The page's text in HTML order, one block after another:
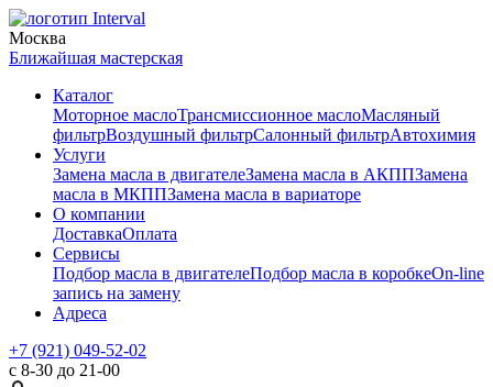
Москва
Ближайшая мастерская
Каталог
Моторное маслоТрансмиссионное маслоМасляный
фильтрВоздушный фильтрСалонный фильтрАвтохимия
Услуги
Замена масла в двигателеЗамена масла в АКППЗамена
масла в МКППЗамена масла в вариаторе
О компании
ДоставкаОплата
Сервисы
Подбор масла в двигателеПодбор масла в коробкеOn-line
запись на замену
Адреса
+7 (921) 049-52-02
с 8-30 до 21-00